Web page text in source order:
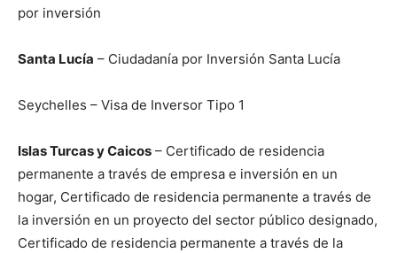
por inversión
Santa Lucía – Ciudadanía por Inversión Santa Lucía
Seychelles – Visa de Inversor Tipo 1
Islas Turcas y Caicos – Certificado de residencia
permanente a través de empresa e inversión en un
hogar, Certificado de residencia permanente a través de
la inversión en un proyecto del sector público designado,
Certificado de residencia permanente a través de la